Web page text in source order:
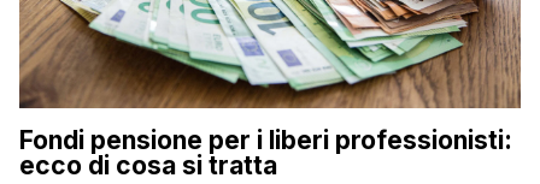
Fondi pensione per i liberi professionisti:
ecco di cosa si tratta